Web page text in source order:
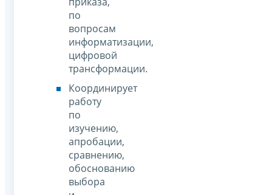
по
вопросам
информатизации,
цифровой
трансформации.
Координирует
работу
по
изучению,
апробации,
сравнению,
обоснованию
выбора